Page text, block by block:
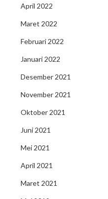
April 2022
Maret 2022
Februari 2022
Januari 2022
Desember 2021
November 2021
Oktober 2021
Juni 2021
Mei 2021
April 2021
Maret 2021